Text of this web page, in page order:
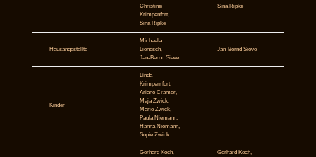
Christine
Krimpenfort,
Sina Ripke
Sina Ripke
Hausangestellte
Michaela
Lienesch,
Jan-Bernd Sieve
Jan-Bernd Sieve
Kinder
Linda
Krimpernfort,
Ariane Cramer,
Maja Zwick,
Marie Zwick,
Paula Niemann,
Hanna Niemann,
Sopie Zwick
Gerhard Koch, Gerhard Koch,